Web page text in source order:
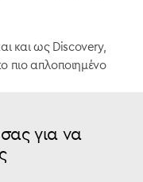
και ως Discovery,
πιο απλοποιημένο
για να